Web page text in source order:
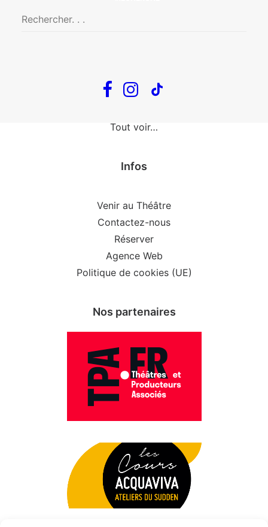
Big Mother
Tout voir…
Infos
Venir au Théâtre
Contactez-nous
Réserver
Agence Web
Politique de cookies (UE)
Nos partenaires